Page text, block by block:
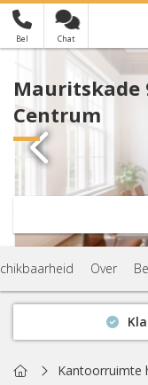
Bel Chat
Je hebt nog geen
Mauritskade
Centrum
Over
HomeKantoorruimte